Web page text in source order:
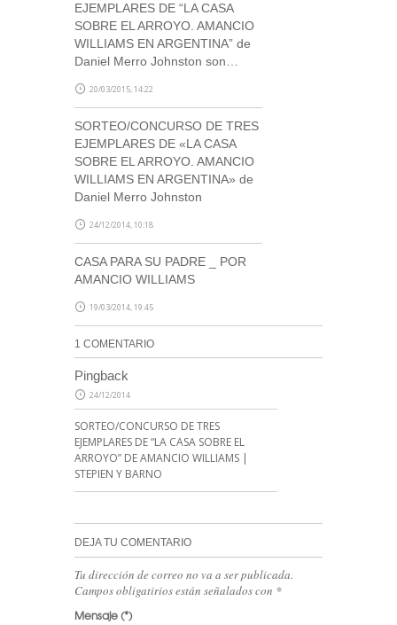
EJEMPLARES DE “LA CASA
SOBRE EL ARROYO. AMANCIO
WILLIAMS EN ARGENTINA” de
Daniel Merro Johnston son…
20/03/2015, 14:22
SORTEO/CONCURSO DE TRES
EJEMPLARES DE «LA CASA
SOBRE EL ARROYO. AMANCIO
WILLIAMS EN ARGENTINA» de
Daniel Merro Johnston
24/12/2014, 10:18
CASA PARA SU PADRE _ POR
AMANCIO WILLIAMS
19/03/2014, 19:45
1 COMENTARIO
Pingback
24/12/2014
SORTEO/CONCURSO DE TRES
EJEMPLARES DE “LA CASA SOBRE EL
ARROYO” DE AMANCIO WILLIAMS |
STEPIEN Y BARNO
DEJA TU COMENTARIO
Tu dirección de correo no va a ser publicada.
Campos obligatirios están señalados con *
Mensaje(*)